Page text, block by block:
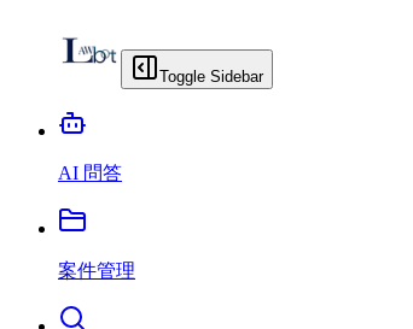
Toggle Sidebar
AI 問答
案件管理